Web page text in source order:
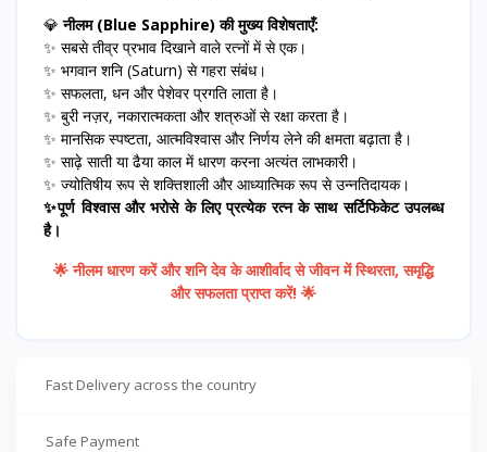
💎नीलम (Blue Sapphire) की मुख्य विशेषताएँ:
✨ सबसे तीव्र प्रभाव दिखाने वाले रत्नों में से एक।
✨ भगवान शनि (Saturn) से गहरा संबंध।
✨ सफलता, धन और पेशेवर प्रगति लाता है।
✨ बुरी नज़र, नकारात्मकता और शत्रुओं से रक्षा करता है।
✨ मानसिक स्पष्टता, आत्मविश्वास और निर्णय लेने की क्षमता बढ़ाता है।
✨ साढ़े साती या ढैया काल में धारण करना अत्यंत लाभकारी।
✨ ज्योतिषीय रूप से शक्तिशाली और आध्यात्मिक रूप से उन्नतिदायक।
✨पूर्ण विश्वास और भरोसे के लिए प्रत्येक रत्न के साथ सर्टिफिकेट उपलब्ध
है।
🌟 नीलम धारण करें और शनि देव के आशीर्वाद से जीवन में स्थिरता, समृद्धि
और सफलता प्राप्त करें! 🌟
Fast Delivery across the country
Safe Payment